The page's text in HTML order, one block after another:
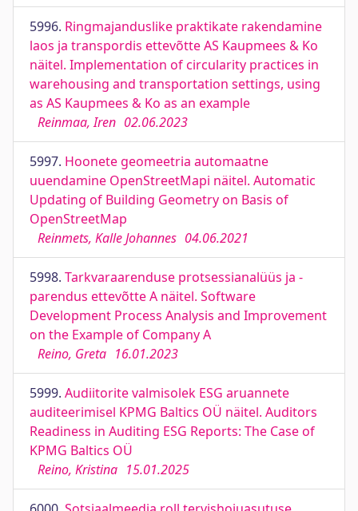
5996. Ringmajanduslike praktikate rakendamine
laos ja transpordis ettevõtte AS Kaupmees & Ko
näitel. Implementation of circularity practices in
warehousing and transportation settings, using
as AS Kaupmees & Ko as an example
Reinmaa, Iren 02.06.2023
5997. Hoonete geomeetria automaatne
uuendamine OpenStreetMapi näitel. Automatic
Updating of Building Geometry on Basis of
OpenStreetMap
Reinmets, Kalle Johannes 04.06.2021
5998. Tarkvaraarenduse protsessianalüüs ja -
parendus ettevõtte A näitel. Software
Development Process Analysis and Improvement
on the Example of Company A
Reino, Greta 16.01.2023
5999. Audiitorite valmisolek ESG aruannete
auditeerimisel KPMG Baltics OÜ näitel. Auditors
Readiness in Auditing ESG Reports: The Case of
KPMG Baltics OÜ
Reino, Kristina 15.01.2025